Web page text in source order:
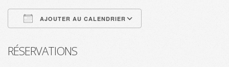
AJOUTER AU CALENDRIER
RÉSERVATIONS